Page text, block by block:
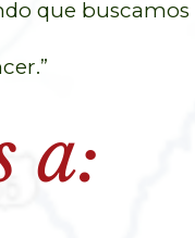
que buscamos
a: